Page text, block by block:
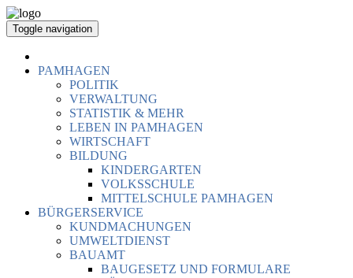
Toggle navigation
PAMHAGEN
POLITIK
VERWALTUNG
STATISTIK & MEHR
LEBEN IN PAMHAGEN
WIRTSCHAFT
BILDUNG
KINDERGARTEN
VOLKSSCHULE
MITTELSCHULE PAMHAGEN
BÜRGERSERVICE
KUNDMACHUNGEN
UMWELTDIENST
BAUAMT
BAUGESETZ UND FORMULARE